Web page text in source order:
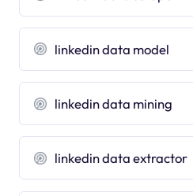
linkedin data model
linkedin data mining
linkedin data extractor